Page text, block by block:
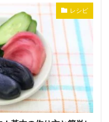
レシピ